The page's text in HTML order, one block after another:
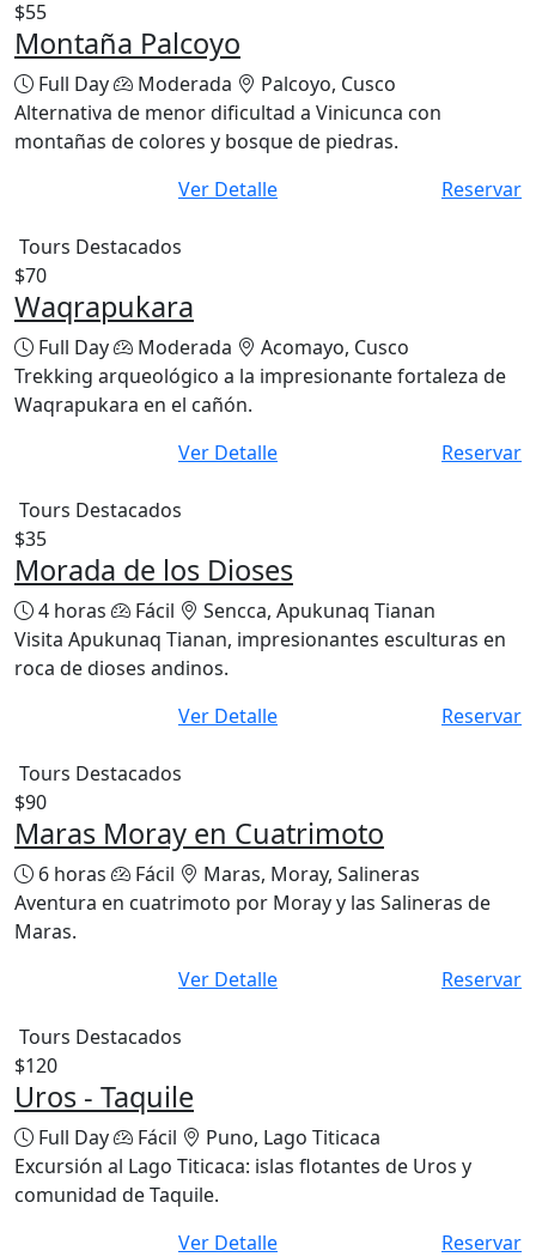
$55
Montaña Palcoyo
Full Day Moderada
Palcoyo, Cusco
Alternativa de menor dificultad a Vinicunca con
montañas de colores y bosque de piedras.
Ver Detalle
Reservar
Tours Destacados
$70
Waqrapukara
Full Day Moderada
Acomayo, Cusco
Trekking arqueológico a la impresionante fortaleza de
Waqrapukara en el cañón.
Ver Detalle
Reservar
Tours Destacados
$35
Morada de los Dioses
4 horas Fácil
Sencca, Apukunaq Tianan
Visita Apukunaq Tianan, impresionantes esculturas en
roca de dioses andinos.
Ver Detalle
Reservar
Tours Destacados
$90
Maras Moray en Cuatrimoto
6 horas Fácil
Maras, Moray, Salineras
Aventura en cuatrimoto por Moray y las Salineras de
Maras.
Ver Detalle
Reservar
Tours Destacados
$120
Uros - Taquile
Full Day Fácil
Puno, Lago Titicaca
Excursión al Lago Titicaca: islas flotantes de Uros y
comunidad de Taquile.
Ver Detalle
Reservar